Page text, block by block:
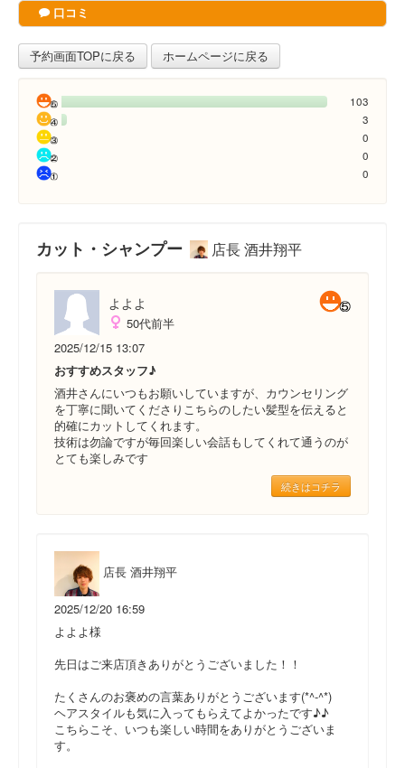
口コミ
予約画面TOPに戻る ホームページに戻る
103
3
0
0
0
カット・シャンプー 店長 酒井翔平
よよよ
50代前半
2025/12/15 13:07
おすすめスタッフ♪
酒井さんにいつもお願いしていますが、カウンセリング
を丁寧に聞いてくださりこちらのしたい髪型を伝えると
的確にカットしてくれます。
技術は勿論ですが毎回楽しい会話もしてくれて通うのが
とても楽しみです
続きはコチラ
店長 酒井翔平
2025/12/20 16:59
よよよ様
先日はご来店頂きありがとうございました！！
たくさんのお褒めの言葉ありがとうございます(*^-^*)
ヘアスタイルも気に入ってもらえてよかったです♪♪
こちらこそ、いつも楽しい時間をありがとうございま
す。